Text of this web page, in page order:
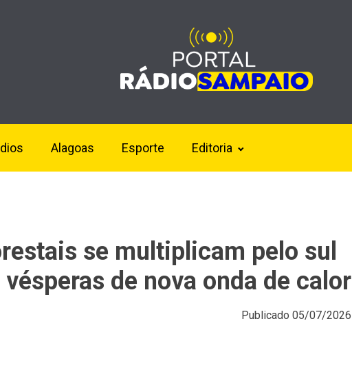
Alagoas Esporte Editoria
se multiplicam pelo sul
vésperas de nova onda de calor
Publicado 05/07/2026